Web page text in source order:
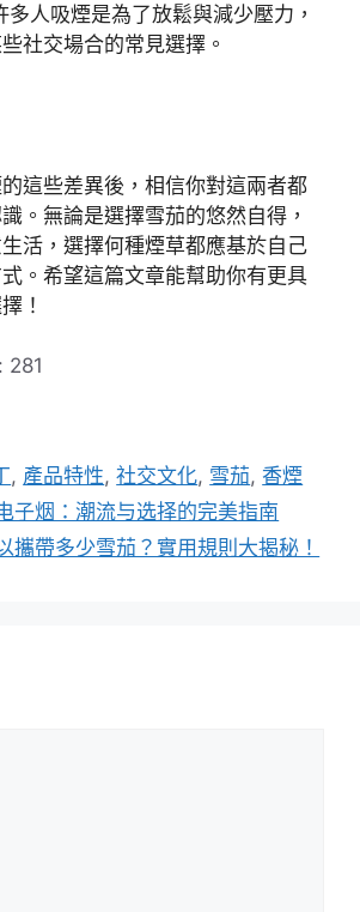
多人吸煙是為了放鬆與減少壓力，
社交場合的常見選擇。
這些差異後，相信你對這兩者都
。無論是選擇雪茄的悠然自得，
活，選擇何種煙草都應基於自己
。希望這篇文章能幫助你有更具
！
281
, 產品特性,社交文化, 雪茄, 香煙
子烟：潮流与选择的完美指南
攜帶多少雪茄？實用規則大揭秘！